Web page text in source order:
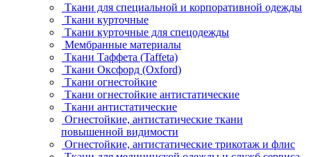
Ткани для специальной и корпоративной одежды
Ткани курточные
Ткани курточные для спецодежды
Мембранные материалы
Ткани Таффета (Taffeta)
Ткани Оксфорд (Oxford)
Ткани огнестойкие
Ткани огнестойкие антистатические
Ткани антистатические
Огнестойкие, антистатические ткани
повышенной видимости
Огнестойкие, антистатические трикотаж и флис